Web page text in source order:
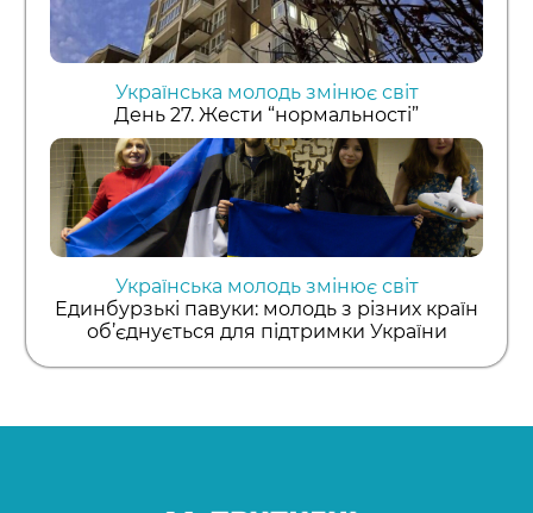
Українська молодь змінює світ
День 27. Жести “нормальності”
Українська молодь змінює світ
Единбурзькі павуки: молодь з різних країн
об’єднується для підтримки України